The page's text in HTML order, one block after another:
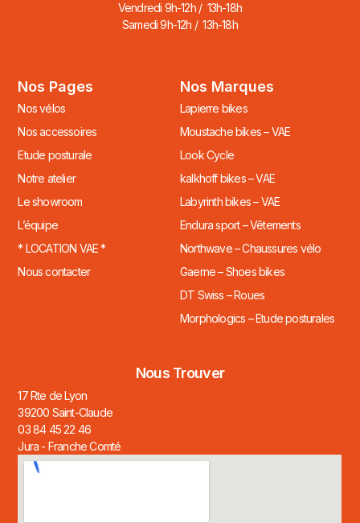
Vendredi 9h-12h / 13h-18h
Samedi 9h-12h / 13h-18h
Nos Pages
Nos vélos
Nos accessoires
Etude posturale
Notre atelier
Le showroom
L’équipe
* LOCATION VAE *
Nous contacter
Nos Marques
Lapierre bikes
Moustache bikes – VAE
Look Cycle
kalkhoff bikes – VAE
Labyrinth bikes – VAE
Endura sport – Vêtements
Northwave – Chaussures vélo
Gaerne – Shoes bikes
DT Swiss – Roues
Morphologics – Etude posturales
Nous Trouver
17 Rte de Lyon
39200 Saint-Claude
03 84 45 22 46
Jura - Franche Comté